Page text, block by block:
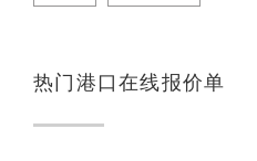
热门港口在线报价单